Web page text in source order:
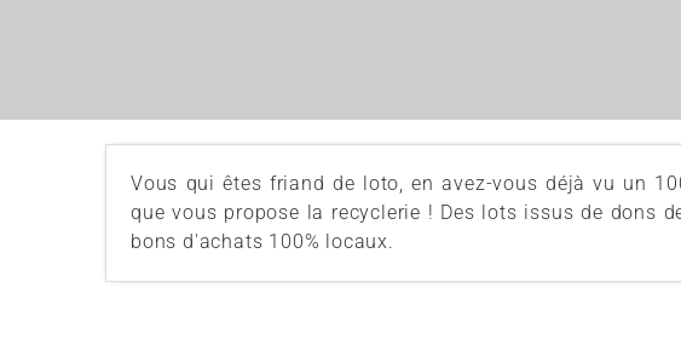
Vous qui êtes friand de loto, en avez-vous déjà vu un
que vous propose la recyclerie ! Des lots issus de dons
bons d'achats 100% locaux.